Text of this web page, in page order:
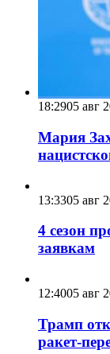
18:2905 авг
Мария
13:3305 авг
4 сезон
заявкам
12:4005 авг
Трамп
ракет-